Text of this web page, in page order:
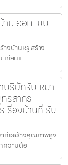
าน ออกแบบ
างบ้านหรู สร้าง
เขียนแ
ริษัทรับเหมา
รสาคร
รื่องบ้านที่ รับ
าก่อสร้างคุณภาพสูง
ความต้อ